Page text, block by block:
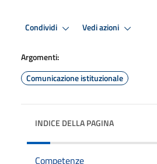
Condividi Vedi azioni
Argomenti:
Comunicazione istituzionale
INDICE DELLA PAGINA
Competenze